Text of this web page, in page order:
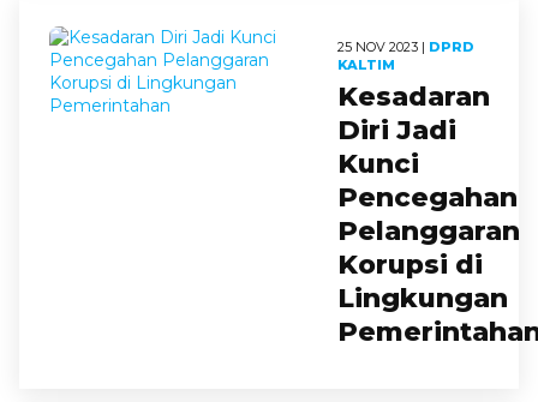
25 NOV 2023 | DPRD
KALTIM
Kesadaran
Diri Jadi
Kunci
Pencegahan
Pelanggaran
Korupsi di
Lingkungan